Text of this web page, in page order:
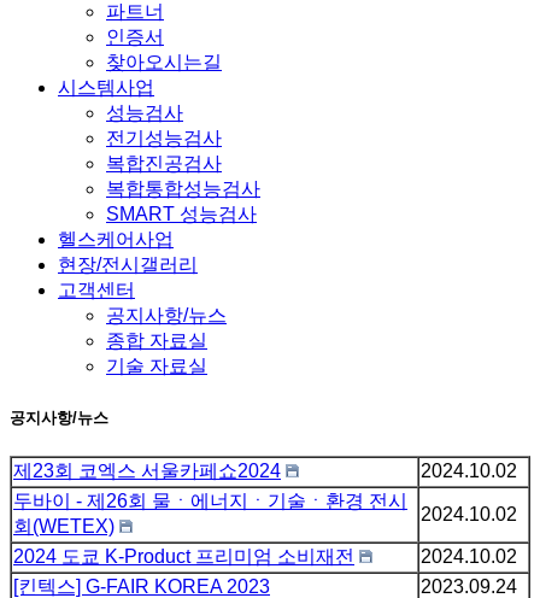
파트너
인증서
찾아오시는길
시스템사업
성능검사
전기성능검사
복합진공검사
복합통합성능검사
SMART 성능검사
헬스케어사업
현장/전시갤러리
고객센터
공지사항/뉴스
종합 자료실
기술 자료실
공지사항/뉴스
제23회 코엑스 서울카페쇼2024
2024.10.02
두바이 - 제26회 물ㆍ에너지ㆍ기술ㆍ환경 전시
회(WETEX)
2024.10.02
2024 도쿄 K-Product 프리미엄 소비재전
2024.10.02
[킨텍스] G-FAIR KOREA 2023
2023.09.24